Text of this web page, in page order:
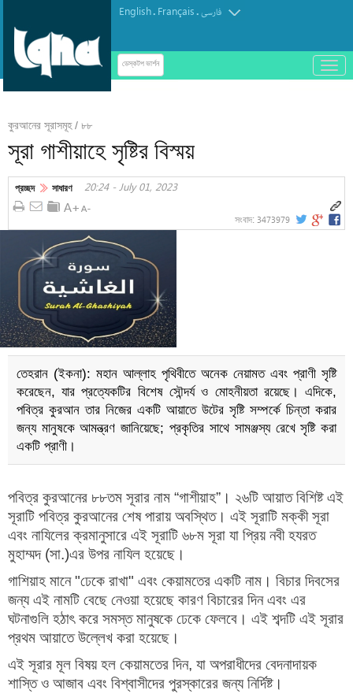
English. Français.فارسی
ডেস্কটপ ভার্শন
باز
و
কুরআনের সূরাসমূহ / ৮৮
সূরা গাশীয়াহে সৃষ্টির বিস্ময়
প্রচ্ছদ সাধারণ 20:24 - July 01, 2023
সংবাদ: 3473979
তেহরান (ইকনা): মহান আল্লাহ পৃথিবীতে অনেক নেয়ামত এবং প্রাণী সৃষ্টি
করেছেন, যার প্রত্যেকটির বিশেষ সৌন্দর্য ও মোহনীয়তা রয়েছে। এদিকে,
পবিত্র কুরআন তার নিজের একটি আয়াতে উটের সৃষ্টি সম্পর্কে চিন্তা করার
জন্য মানুষকে আমন্ত্রণ জানিয়েছে; প্রকৃতির সাথে সামঞ্জস্য রেখে সৃষ্টি করা
একটি প্রাণী।
পবিত্র কুরআনের ৮৮তম সূরার নাম ‍“গাশীয়াহ”। ২৬টি আয়াত বিশিষ্ট এই
সূরাটি পবিত্র কুরআনের শেষ পারায় অবস্থিত। এই সূরাটি মক্কী সূরা
এবং নাযিলের ক্রমানুসারে এই সূরাটি ৬৮ম সূরা যা প্রিয় নবী হযরত
মুহাম্মদ (সা.)এর উপর নাযিল হয়েছে।
গাশিয়াহ মানে "ঢেকে রাখা" এবং কেয়ামতের একটি নাম। বিচার দিবসের
জন্য এই নামটি বেছে নেওয়া হয়েছে কারণ বিচারের দিন এবং এর
ঘটনাগুলি হঠাৎ করে সমস্ত মানুষকে ঢেকে ফেলবে। এই শব্দটি এই সূরার
প্রথম আয়াতে উল্লেখ করা হয়েছে।
এই সূরার মূল বিষয় হল কেয়ামতের দিন, যা অপরাধীদের বেদনাদায়ক
শাস্তি ও আজাব এবং বিশ্বাসীদের পুরস্কারের জন্য নির্দিষ্ট।